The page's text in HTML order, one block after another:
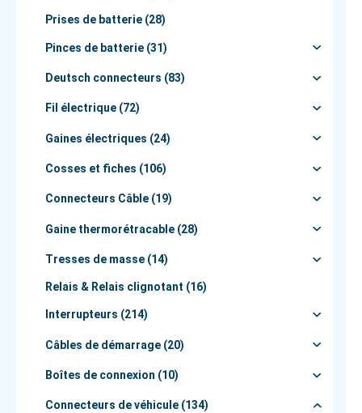
Prises de batterie (28)
Pinces de batterie (31)
Deutsch connecteurs (83)
Fil électrique (72)
Gaines électriques (24)
Cosses et fiches (106)
Connecteurs Câble (19)
Gaine thermorétracable (28)
Tresses de masse (14)
Relais & Relais clignotant (16)
Interrupteurs (214)
Câbles de démarrage (20)
Boîtes de connexion (10)
Connecteurs de véhicule (134)